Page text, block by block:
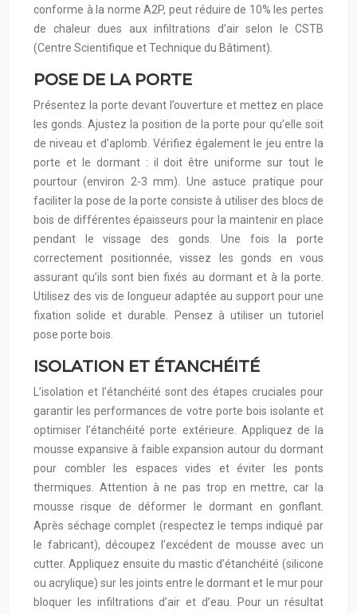
conforme à la norme A2P, peut réduire de 10% les pertes
de chaleur dues aux infiltrations d’air selon le CSTB
(Centre Scientifique et Technique du Bâtiment).
POSE DE LA PORTE
Présentez la porte devant l’ouverture et mettez en place
les gonds. Ajustez la position de la porte pour qu’elle soit
de niveau et d’aplomb. Vérifiez également le jeu entre la
porte et le dormant : il doit être uniforme sur tout le
pourtour (environ 2-3 mm). Une astuce pratique pour
faciliter la pose de la porte consiste à utiliser des blocs de
bois de différentes épaisseurs pour la maintenir en place
pendant le vissage des gonds. Une fois la porte
correctement positionnée, vissez les gonds en vous
assurant qu’ils sont bien fixés au dormant et à la porte.
Utilisez des vis de longueur adaptée au support pour une
fixation solide et durable. Pensez à utiliser un tutoriel
pose porte bois.
ISOLATION ET ÉTANCHÉITÉ
L’isolation et l’étanchéité sont des étapes cruciales pour
garantir les performances de votre porte bois isolante et
optimiser l’étanchéité porte extérieure. Appliquez de la
mousse expansive à faible expansion autour du dormant
pour combler les espaces vides et éviter les ponts
thermiques. Attention à ne pas trop en mettre, car la
mousse risque de déformer le dormant en gonflant.
Après séchage complet (respectez le temps indiqué par
le fabricant), découpez l’excédent de mousse avec un
cutter. Appliquez ensuite du mastic d’étanchéité (silicone
ou acrylique) sur les joints entre le dormant et le mur pour
bloquer les infiltrations d’air et d’eau. Pour un résultat